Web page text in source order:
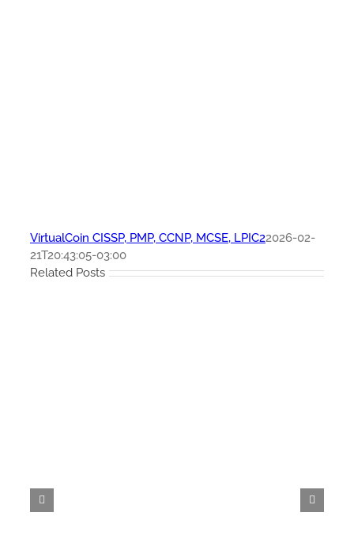
VirtualCoin CISSP, PMP, CCNP, MCSE, LPIC22026-02-
21T20:43:05-03:00
Related Posts